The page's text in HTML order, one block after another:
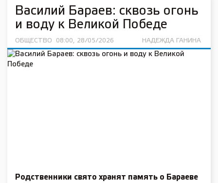
Василий Бараев: сквозь огонь
и воду к Великой Победе
ОБЩЕСТВО 08:00, 28/05/2026 НАДЕЖДА ГАНИНА
Родственники свято хранят память о Бараеве